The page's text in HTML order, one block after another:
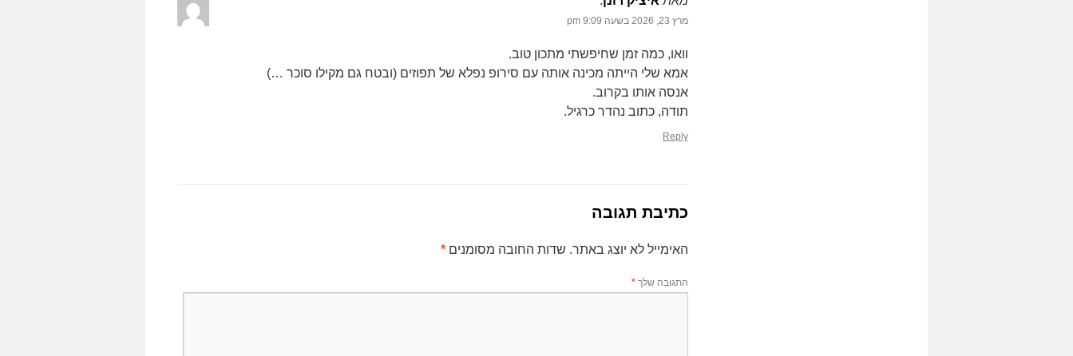
מרץ 23, 2026 בשעה 9:09 pm
וואו, כמה זמן שחיפשתי מתכון טוב.
אמא שלי הייתה מכינה אותה עם סירופ נפלא של תפוזים (ובטח גם מקילו סוכר …)
אנסה אותו בקרוב.
תודה, כתוב נהדר כרגיל.
Reply
כתיבת תגובה
האימייל לא יוצג באתר. שדות החובה מסומנים *
התגובה שלך *